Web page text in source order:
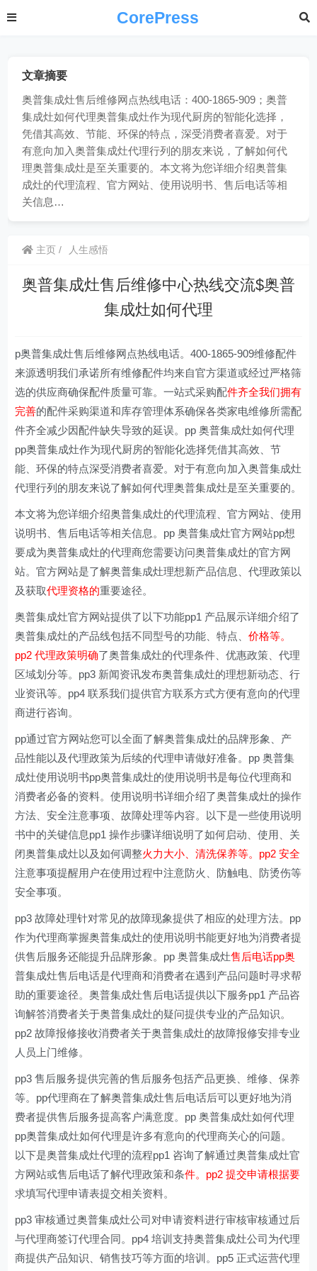
CorePress
文章摘要
奥普集成灶售后维修网点热线电话：400-1865-909；奥普
集成灶如何代理奥普集成灶作为现代厨房的智能化选择，
凭借其高效、节能、环保的特点，深受消费者喜爱。对于
有意向加入奥普集成灶代理行列的朋友来说，了解如何代
理奥普集成灶是至关重要的。本文将为您详细介绍奥普集
成灶的代理流程、官方网站、使用说明书、售后电话等相
关信息…
主页 人生感悟
奥普集成灶售后维修中心热线交流$奥普
集成灶如何代理
p奥普集成灶售后维修网点热线电话。400-1865-909维修配件
来源透明我们承诺所有维修配件均来自官方渠道或经过严格筛
选的供应商确保配件质量可靠。一站式采购配件齐全我们拥有
完善的配件采购渠道和库存管理体系确保各类家电维修所需配
件齐全减少因配件缺失导致的延误。pp 奥普集成灶如何代理
pp奥普集成灶作为现代厨房的智能化选择凭借其高效、节
能、环保的特点深受消费者喜爱。对于有意向加入奥普集成灶
代理行列的朋友来说了解如何代理奥普集成灶是至关重要的。
本文将为您详细介绍奥普集成灶的代理流程、官方网站、使用
说明书、售后电话等相关信息。pp 奥普集成灶官方网站pp想
要成为奥普集成灶的代理商您需要访问奥普集成灶的官方网
站。官方网站是了解奥普集成灶理想新产品信息、代理政策以
及获取代理资格的重要途径。
奥普集成灶官方网站提供了以下功能pp1 产品展示详细介绍了
奥普集成灶的产品线包括不同型号的功能、特点、价格等。
pp2 代理政策明确了奥普集成灶的代理条件、优惠政策、代理
区域划分等。pp3 新闻资讯发布奥普集成灶的理想新动态、行
业资讯等。pp4 联系我们提供官方联系方式方便有意向的代理
商进行咨询。
pp通过官方网站您可以全面了解奥普集成灶的品牌形象、产
品性能以及代理政策为后续的代理申请做好准备。pp 奥普集
成灶使用说明书pp奥普集成灶的使用说明书是每位代理商和
消费者必备的资料。使用说明书详细介绍了奥普集成灶的操作
方法、安全注意事项、故障处理等内容。以下是一些使用说明
书中的关键信息pp1 操作步骤详细说明了如何启动、使用、关
闭奥普集成灶以及如何调整火力大小、清洗保养等。pp2 安全
注意事项提醒用户在使用过程中注意防火、防触电、防烫伤等
安全事项。
pp3 故障处理针对常见的故障现象提供了相应的处理方法。pp
作为代理商掌握奥普集成灶的使用说明书能更好地为消费者提
供售后服务还能提升品牌形象。pp 奥普集成灶售后电话pp奥
普集成灶售后电话是代理商和消费者在遇到产品问题时寻求帮
助的重要途径。奥普集成灶售后电话提供以下服务pp1 产品咨
询解答消费者关于奥普集成灶的疑问提供专业的产品知识。
pp2 故障报修接收消费者关于奥普集成灶的故障报修安排专业
人员上门维修。
pp3 售后服务提供完善的售后服务包括产品更换、维修、保养
等。pp代理商在了解奥普集成灶售后电话后可以更好地为消
费者提供售后服务提高客户满意度。pp 奥普集成灶如何代理
pp奥普集成灶如何代理是许多有意向的代理商关心的问题。
以下是奥普集成灶代理的流程pp1 咨询了解通过奥普集成灶官
方网站或售后电话了解代理政策和条件。pp2 提交申请根据要
求填写代理申请表提交相关资料。
pp3 审核通过奥普集成灶公司对申请资料进行审核审核通过后
与代理商签订代理合同。pp4 培训支持奥普集成灶公司为代理
商提供产品知识、销售技巧等方面的培训。pp5 正式运营代理